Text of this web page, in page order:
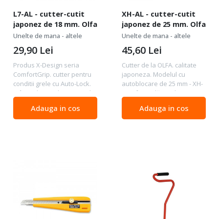
L7-AL - cutter-cutit
japonez de 18 mm. Olfa
Unelte de mana - altele
Produs X-Design seria
ComfortGrip. cutter pentru
conditii grele cu Auto-Lock.
Mâner de prindere sigur din
polipropilenă ranforsată
pentru rezistentă la acid și
29,90 Lei
Adauga in cos
XH-AL - cutter-cutit
japonez de 25 mm. Olfa
Unelte de mana - altele
Cutter de la OLFA. calitate
japoneza. Modelul cu
autoblocare de 25 mm - XH-
AL a fost adăugat la seria
ComfortGrip. O prindere
sigura ce nu permite
45,60 Lei
Adauga in cos